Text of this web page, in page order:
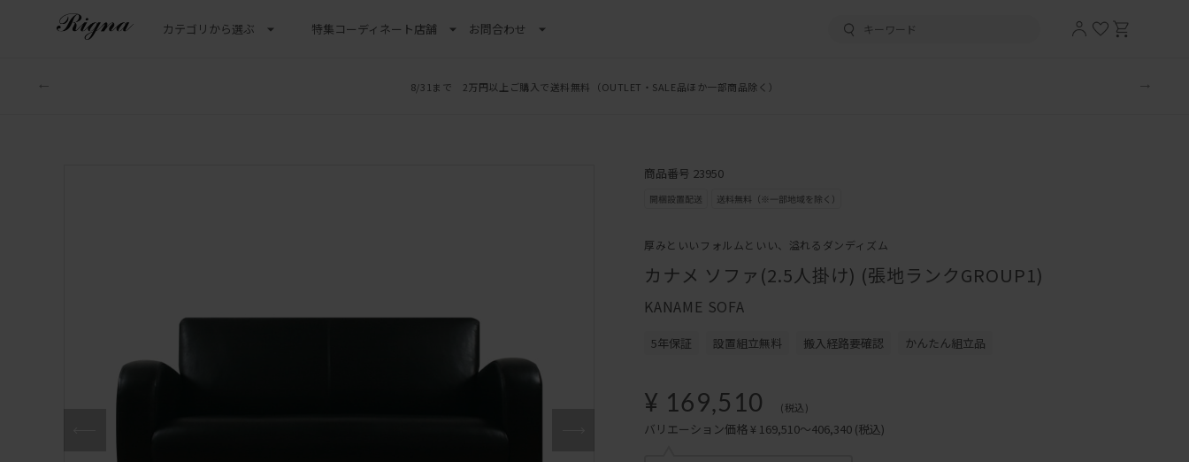
カテゴリから選ぶ 特集コーディネート店舗 お問合わせ
8/31まで 2万円以上ご購入で送料無料 （OUTLET・SALE品ほか一部商品除く）
商品番号 23950
厚みといいフォルムといい、溢れるダンディズム
カナメ ソファ(2.5人掛け) (張地ランクGROUP1)
KANAME SOFA
5年保証 設置組立無料 搬入経路要確認 かんたん組立品
¥ 169,510 (税込)
バリエーション価格 ¥ 169,510～406,340 (税込)